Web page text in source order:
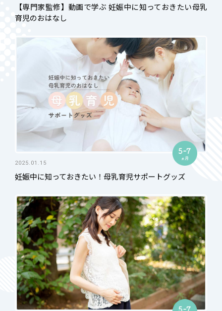
【専門家監修】動画で学ぶ 妊娠中に知っておきたい母乳
育児のおはなし
2025.01.15
妊娠中に知っておきたい！母乳育児サポートグッズ